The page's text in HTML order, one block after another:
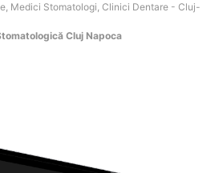
Medici Stomatologi, Clinici Dentare - Cluj-
Cluj Napoca